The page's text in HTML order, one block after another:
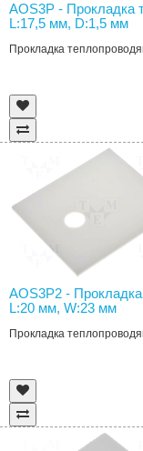
AOS3P - Прокладка
L:17,5 мм, D:1,5 мм
Прокладка
AOS3P2 -
L:20 мм, W:23 мм
Прокладка